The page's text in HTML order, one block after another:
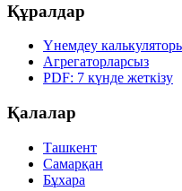
Құралдар
Үнемдеу
Агрегаторларсыз
PDF: 7 күнде жеткізу
Қалалар
Ташкент
Самарқан
Бұхара